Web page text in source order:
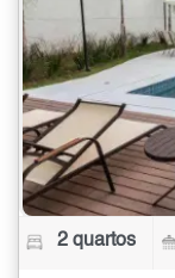
2 quartos